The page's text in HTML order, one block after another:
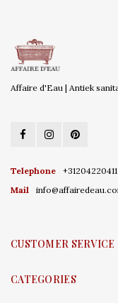
Affaire d'Eau | Antiek
Telephone
+31204220411
Mail
CUSTOMER SERVICE
CATEGORIES